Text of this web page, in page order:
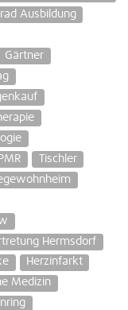
Ausbildung
Gärtner
Tischler
Hermsdorf
Herzinfarkt
Medizin